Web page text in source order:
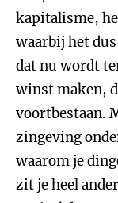
kapitalisme,
waarbij het
dat nu wordt
winst maken,
voortbestaan.
zingeving
waarom je
zit je heel